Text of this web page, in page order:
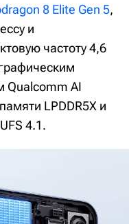
8 Elite Gen 5,
и
частоту 4,6
Qualcomm AI
LPDDR5X и
4.1.